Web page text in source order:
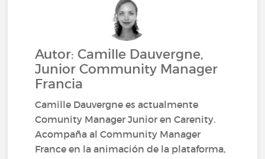
Autor: Camille Dauvergne,
Junior Community Manager
Francia
Camille Dauvergne es actualmente
Comunity Manager Junior en Carenity.
Acompaña al Community Manager
France en la animación de la plataforma,